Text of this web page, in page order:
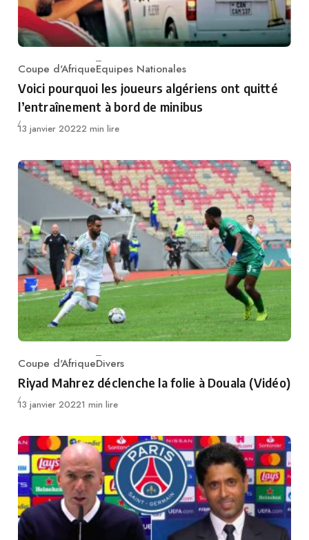
Category
Coupe d'AfriqueEquipes Nationales
Voici pourquoi les joueurs algériens ont quitté
l’entraînement à bord de minibus
Publié
13 janvier 20222 min lire
Category
Coupe d'AfriqueDivers
Riyad Mahrez déclenche la folie à Douala (Vidéo)
Publié
13 janvier 20221 min lire